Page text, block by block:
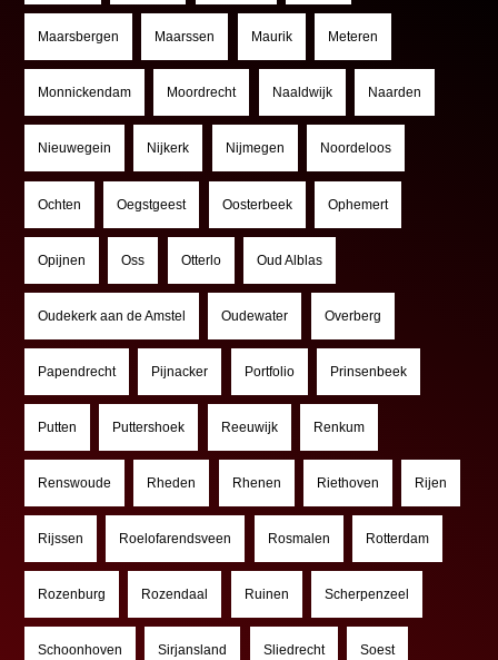
Maarsbergen Maarssen Maurik Meteren
Monnickendam Moordrecht Naaldwijk Naarden
Nieuwegein Nijkerk Nijmegen Noordeloos
Ochten Oegstgeest Oosterbeek Ophemert
Opijnen Oss Otterlo Oud Alblas
Oudekerk aan de Amstel Oudewater Overberg
Papendrecht Pijnacker Portfolio Prinsenbeek
Putten Puttershoek Reeuwijk Renkum
Renswoude Rheden Rhenen Riethoven Rijen
Rijssen Roelofarendsveen Rosmalen Rotterdam
Rozenburg Rozendaal Ruinen Scherpenzeel
Schoonhoven Sirjansland Sliedrecht Soest